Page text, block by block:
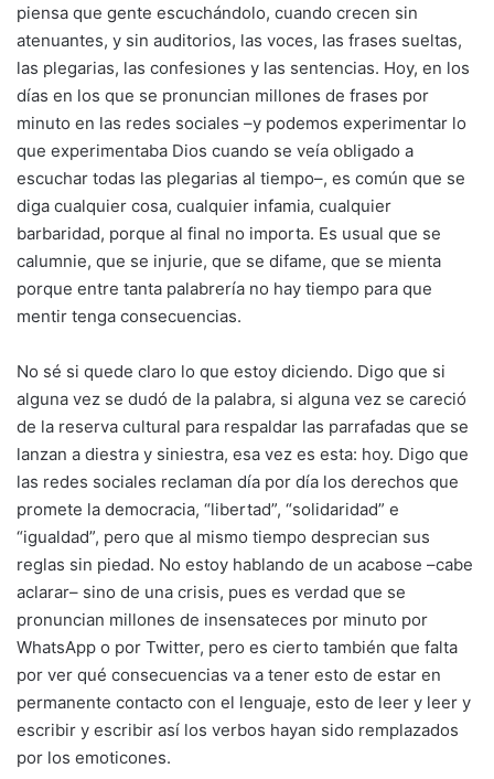
piensa que gente escuchándolo, cuando crecen sin
atenuantes, y sin auditorios, las voces, las frases sueltas,
las plegarias, las confesiones y las sentencias. Hoy, en los
días en los que se pronuncian millones de frases por
minuto en las redes sociales –y podemos experimentar lo
que experimentaba Dios cuando se veía obligado a
escuchar todas las plegarias al tiempo–, es común que se
diga cualquier cosa, cualquier infamia, cualquier
barbaridad, porque al final no importa. Es usual que se
calumnie, que se injurie, que se difame, que se mienta
porque entre tanta palabrería no hay tiempo para que
mentir tenga consecuencias.
No sé si quede claro lo que estoy diciendo. Digo que si
alguna vez se dudó de la palabra, si alguna vez se careció
de la reserva cultural para respaldar las parrafadas que se
lanzan a diestra y siniestra, esa vez es esta: hoy. Digo que
las redes sociales reclaman día por día los derechos que
promete la democracia, “libertad”, “solidaridad” e
“igualdad”, pero que al mismo tiempo desprecian sus
reglas sin piedad. No estoy hablando de un acabose –cabe
aclarar– sino de una crisis, pues es verdad que se
pronuncian millones de insensateces por minuto por
WhatsApp o por Twitter, pero es cierto también que falta
por ver qué consecuencias va a tener esto de estar en
permanente contacto con el lenguaje, esto de leer y leer y
escribir y escribir así los verbos hayan sido remplazados
por los emoticones.